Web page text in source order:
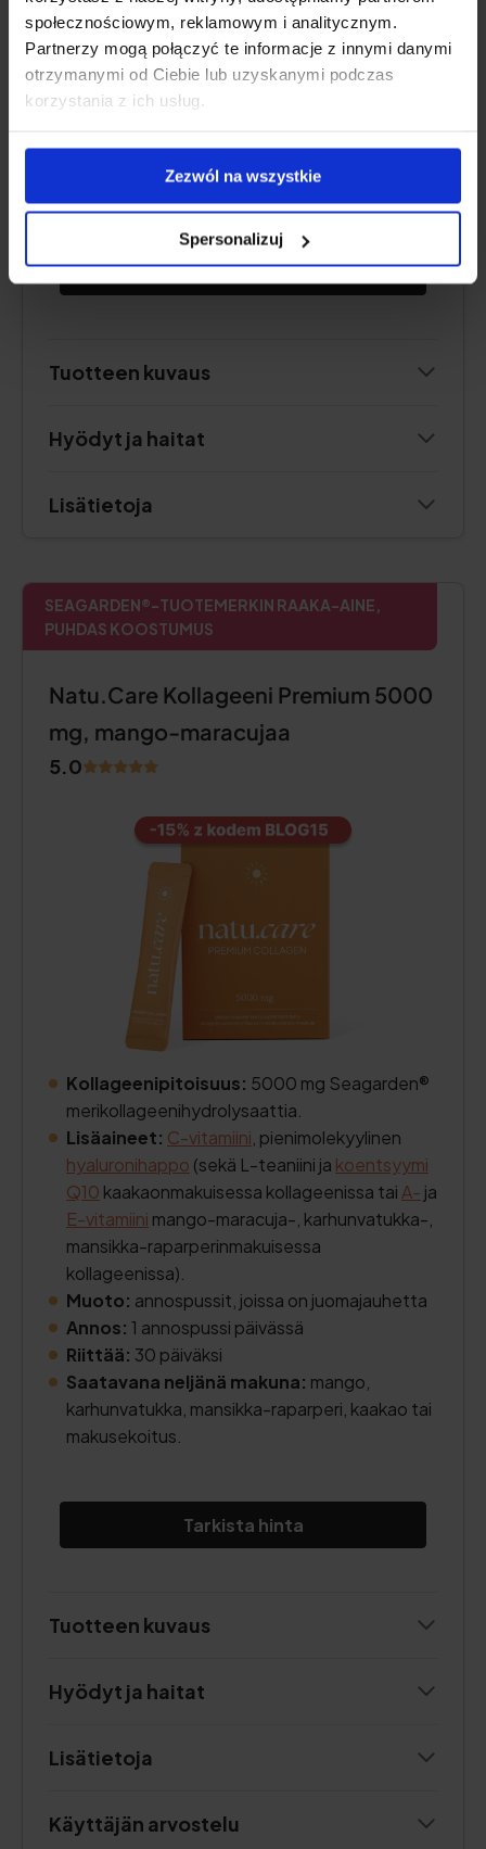
społecznościowym, reklamowym i analitycznym.
Partnerzy mogą połączyć te informacje z innymi danymi
otrzymanymi od Ciebie lub uzyskanymi podczas
korzystania z ich usług.
Zezwól na wszystkie
Spersonalizuj
pienimolekyylinenhyaluronihappo,
glukosamiini,kondroitiini, intialainen
frankincense-vaahterauute (boswellia
serrata).
Annos:1 annospussi päivässä
30 päivää
Tarkista hinta
Tuotteen kuvaus
Hyödyt ja haitat
Lisätietoja
SEAGARDEN®-TUOTEMERKIN RAAKA-AINE,
PUHDAS KOOSTUMUS
Natu.Care Kollageeni Premium 5000
mg, mango-maracujaa
5.0
Kollageenipitoisuus: 5000 mg Seagarden®
merikollageenihydrolysaattia.
Lisäaineet: C-vitamiini , pienimolekyylinen
hyaluronihappo (sekä L-teaniini ja koentsyymi
Q10 kaakaonmakuisessa kollageenissa tai A- ja
E-vitamiini mango-maracuja-, karhunvatukka-,
mansikka-raparperinmakuisessa
kollageenissa).
Muoto: annospussit, joissa on juomajauhetta
Annos: 1 annospussi päivässä
Riittää: 30 päiväksi
Saatavana neljänä makuna: mango,
karhunvatukka, mansikka-raparperi, kaakao tai
makusekoitus.
Tarkista hinta
Tuotteen kuvaus
Hyödyt ja haitat
Lisätietoja
Käyttäjän arvostelu